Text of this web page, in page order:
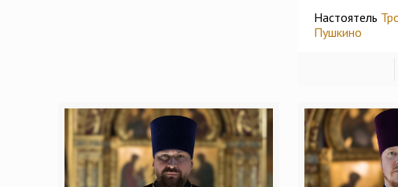
Настоятель
Пушкино